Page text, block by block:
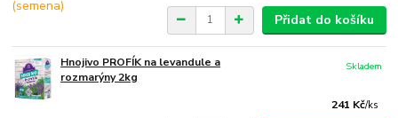
Přidat do košíku
Hnojivo PROFÍK na levandule a
rozmarýny 2kg
241 Kč/ks
Skladem